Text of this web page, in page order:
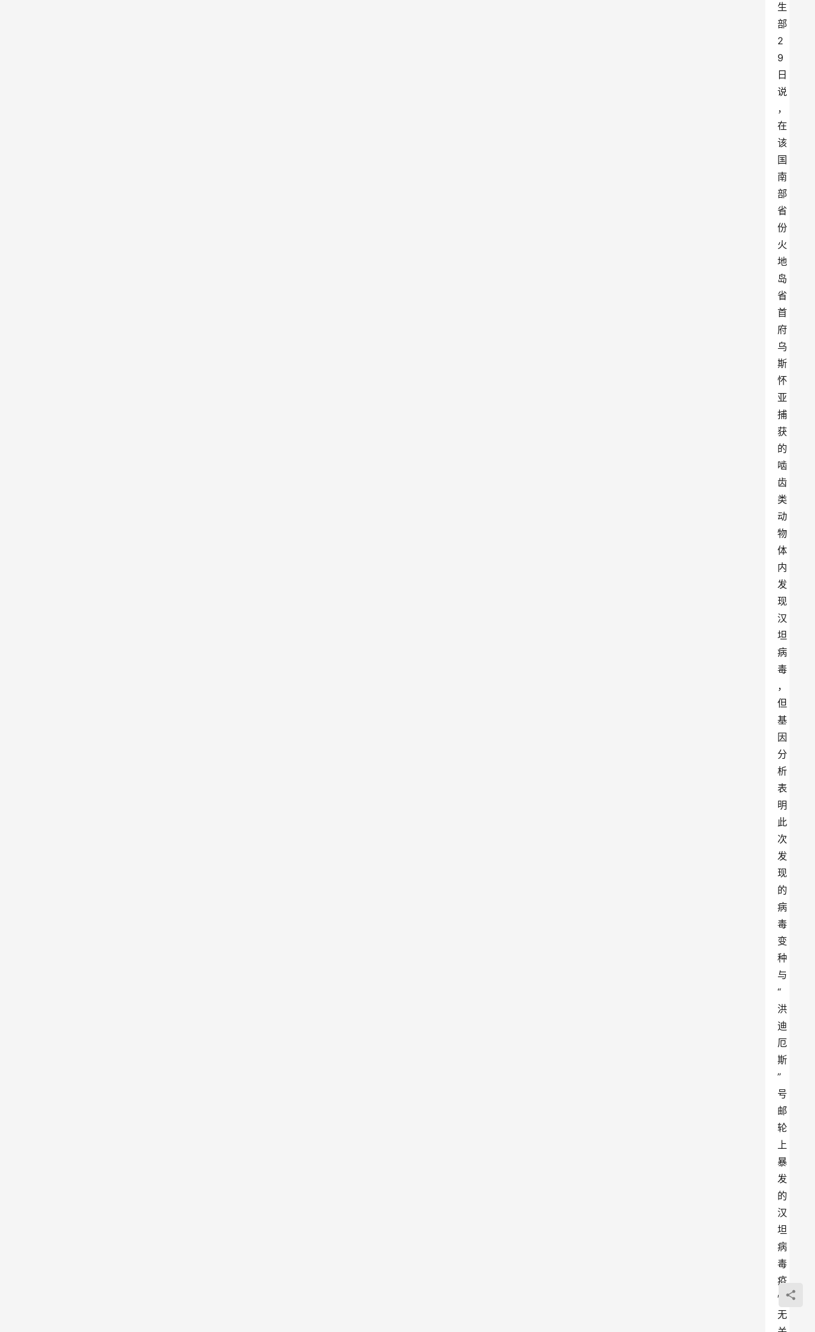
生
部
2
9
日
说
，
在
该
国
南
部
省
份
火
地
岛
省
首
府
乌
斯
怀
亚
捕
获
的
啮
齿
类
动
物
体
内
发
现
汉
坦
病
毒
，
但
基
因
分
析
表
明
此
次
发
现
的
病
毒
变
种
与
“
洪
迪
厄
斯
”
号
邮
轮
上
暴
发
的
汉
坦
病
毒
疫
情
无